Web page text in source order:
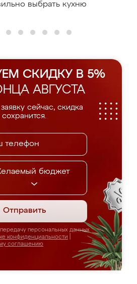
выбрать кухню
СКИДКУ В 5%
АВГУСТА
сейчас, скидка
сохранится.
бюджет
Отправить
персональных данных
конфиденциальности
соглашению